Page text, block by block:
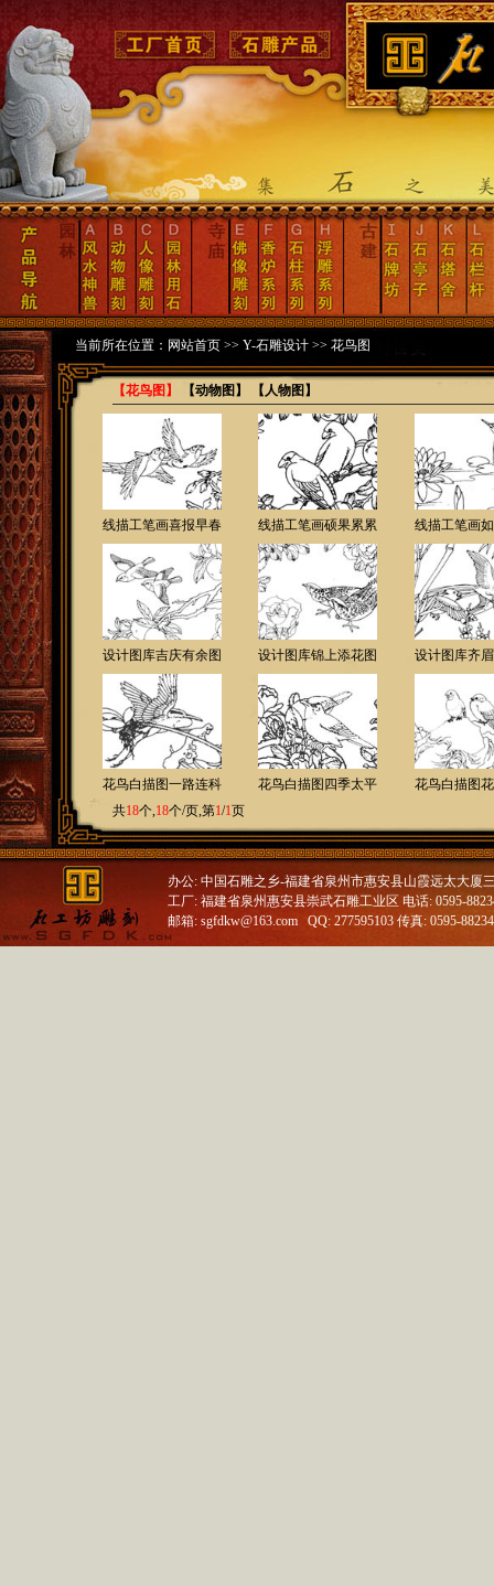
当前所在位置： 网站首页>> Y-石雕设计>> 花鸟图
【花鸟图】 【动物图】 【人物图】
线描工笔画喜报早春 线描工笔画硕果累累 线描工笔画
设计图库吉庆有余图 设计图库锦上添花图 设计图库齐
花鸟白描图一路连科 花鸟白描图四季太平
花鸟白描图
共18个,18个/页,第1/1页
办公: 中国石雕之乡-福建省泉州市惠安县山霞远太大厦
工厂: 福建省泉州惠安县崇武石雕工业区 电话: 0595-
邮箱: sgfdkw@163.com QQ: 277595103 传真: 0595-